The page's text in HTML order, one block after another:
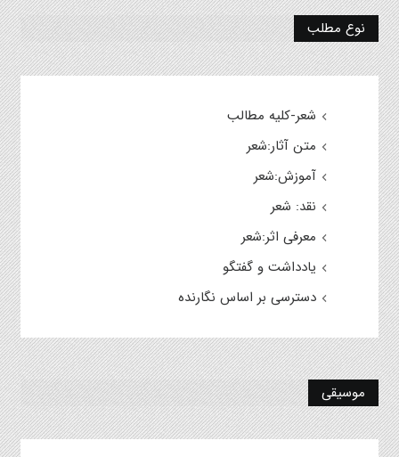
نوع مطلب
شعر-کلیه مطالب
متن آثار:شعر
آموزش:شعر
نقد: شعر
معرفی اثر:شعر
یادداشت و گفتگو
دسترسی بر اساس نگارنده
موسیقی